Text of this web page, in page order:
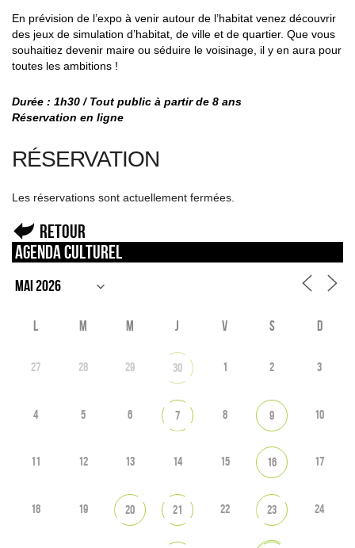
En prévision de l’expo à venir autour de l’habitat venez découvrir
des jeux de simulation d’habitat, de ville et de quartier. Que vous
souhaitiez devenir maire ou séduire le voisinage, il y en aura pour
toutes les ambitions !
Durée : 1h30 / Tout public à partir de 8 ans
Réservation en ligne
RÉSERVATION
Les réservations sont actuellement fermées.
Retour
Agenda culturel
L M M J V S D
27 28 29 30 1 2 3
4 5 6 7 8 9 10
11 12 13 14 15 16 17
18 19 20 21 22 23 24